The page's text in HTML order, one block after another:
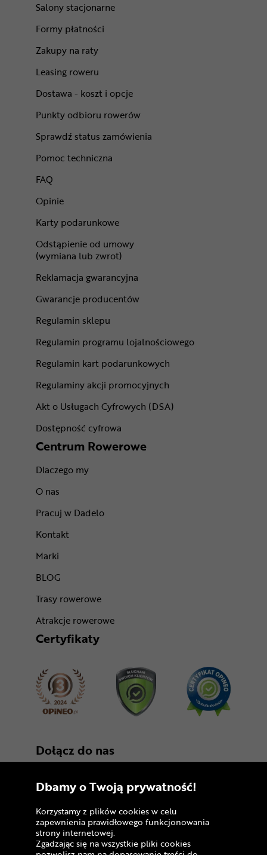
Salony stacjonarne
Formy płatności
Zakupy na raty
Leasing roweru
Dostawa - koszt i opcje
Punkty odbioru rowerów
Sprawdź status zamówienia
Pomoc techniczna
FAQ
Opinie
Karty podarunkowe
Odstąpienie od umowy
(wymiana lub zwrot)
Reklamacja gwarancyjna
Gwarancje producentów
Regulamin sklepu
Regulamin programu lojalnościowego
Regulamin kart podarunkowych
Regulaminy akcji promocyjnych
Akt o Usługach Cyfrowych (DSA)
Dostępność cyfrowa
Centrum Rowerowe
Dlaczego my
O nas
Pracuj w Dadelo
Kontakt
Marki
BLOG
Trasy rowerowe
Atrakcje rowerowe
Certyfikaty
Dołącz do nas
Copyright © 2005 - 2026
Dbamy o Twoją prywatność!
Korzystamy z plików cookies w celu
zapewnienia prawidłowego funkcjonowania
strony internetowej.
Zgadzając się na wszystkie pliki cookies